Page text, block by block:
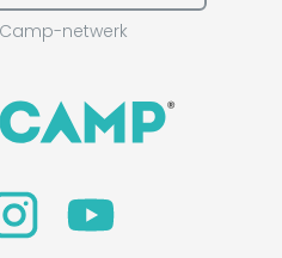
netwerk